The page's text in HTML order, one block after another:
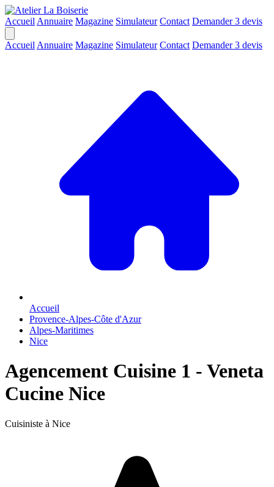
Accueil Annuaire Magazine Simulateur Contact Demander 3 devis
Accueil Annuaire Magazine Simulateur Contact Demander 3 devis
Accueil
Provence-Alpes-Côte d'Azur
Alpes-Maritimes
Nice
Agencement Cuisine 1 - Veneta
Cucine Nice
Cuisiniste à Nice